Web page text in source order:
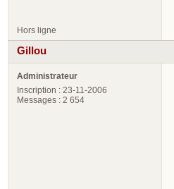
Hors ligne
Gillou
Administrateur
Inscription : 23-11-2006
Messages : 2 654